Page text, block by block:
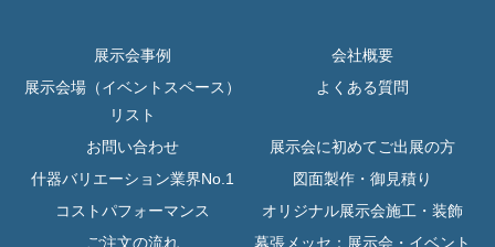
展示会事例
会社概要
展示会場（イベントスペース）
リスト
よくある質問
お問い合わせ
展示会に初めてご出展の方
什器バリエーション業界No.1
図面製作・御見積り
コストパフォーマンス
オリジナル展示会施工・装飾
ご注文の流れ
幕張メッセ：展示会・イベント